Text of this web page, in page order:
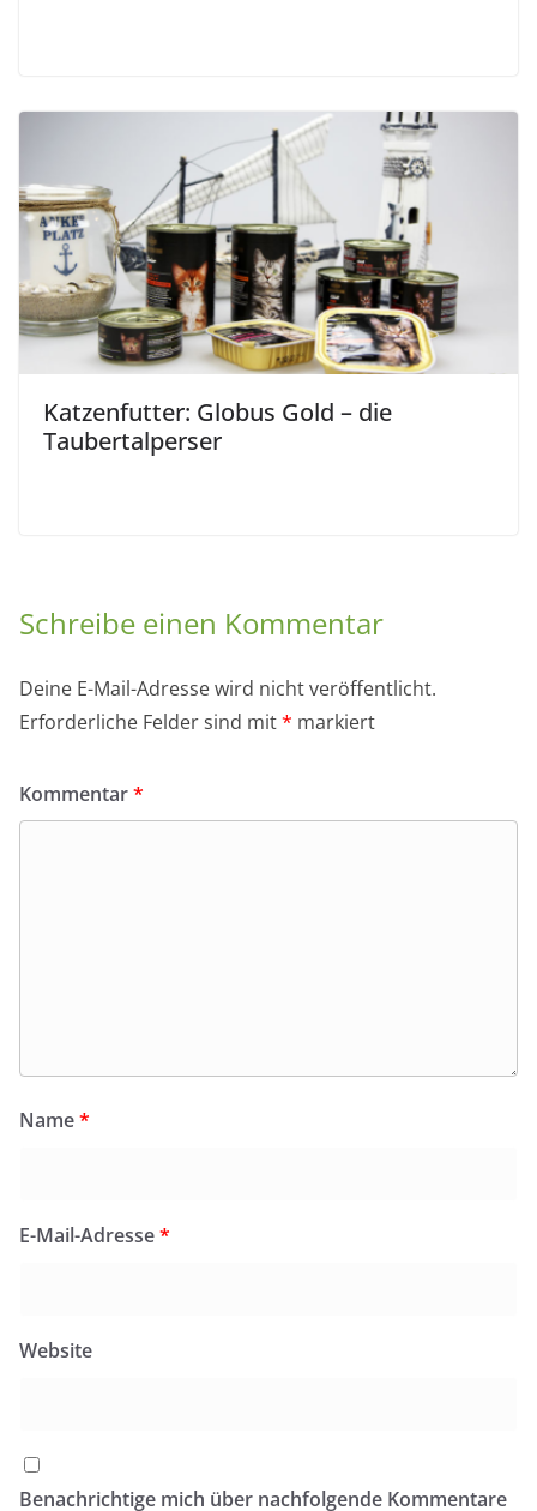
Katzenfutter: Globus Gold – die
Taubertalperser
Schreibe einen Kommentar
Deine E-Mail-Adresse wird nicht veröffentlicht.
Erforderliche Felder sind mit* markiert
Kommentar*
Name*
E-Mail-Adresse*
Website
Benachrichtige mich über nachfolgende Kommentare